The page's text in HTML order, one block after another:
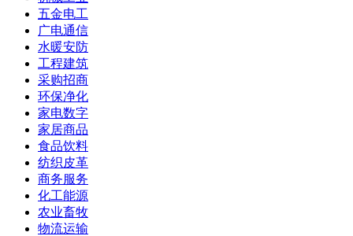
五金电工
广电通信
水暖安防
工程建筑
采购招商
环保净化
家电数字
家居商品
食品饮料
纺织皮革
商务服务
化工能源
农业畜牧
物流运输